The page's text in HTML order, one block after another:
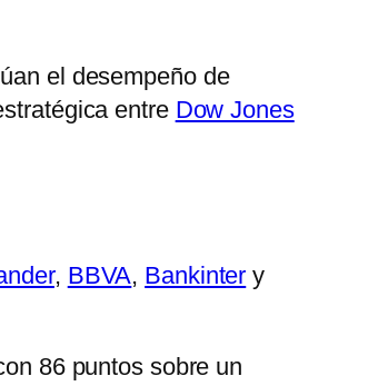
el desempeño de
entre Dow Jones
, BBVA, Bankinter y
86 puntos sobre un